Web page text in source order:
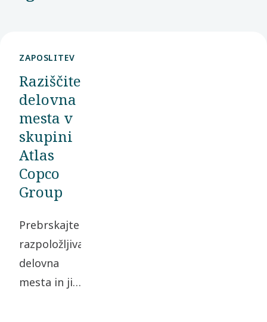
ZAPOSLITEV
Raziščite
delovna
mesta v
skupini
Atlas
Copco
Group
Prebrskajte
razpoložljiva
delovna
mesta in jih